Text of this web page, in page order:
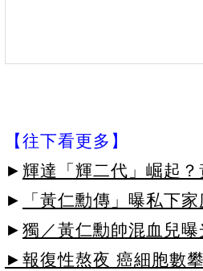
【往下看更多】
► 輝達「輝二代」崛起
►
「黃仁勳傳」曝私下
► 獨／黃仁勳帥混血兒
►報復性熬夜 癌細胞數